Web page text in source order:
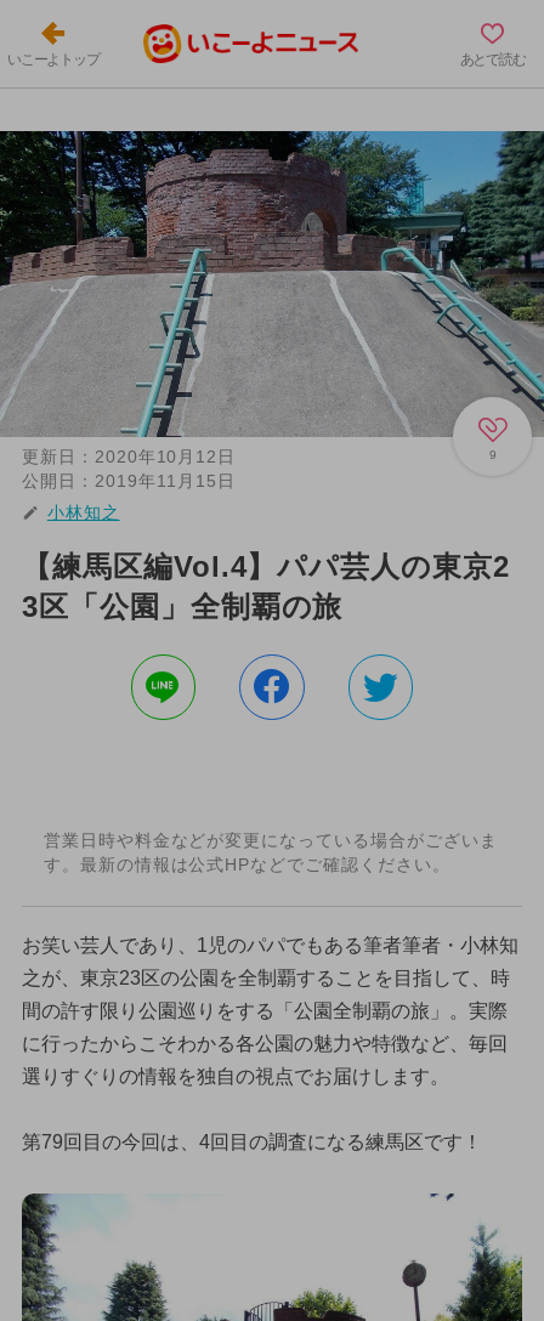
いこーよトップ あとで読む
9
更新日： 2020年10月12日
公開日： 2019年11月15日
小林知之
【練馬区編Vol.4】パパ芸人の東京2
3区「公園」全制覇の旅
営業日時や料金などが変更になっている場合がございま
す。最新の情報は公式HPなどでご確認ください。
お笑い芸人であり、1児のパパでもある筆者筆者・小林知
之が、東京23区の公園を全制覇することを目指して、時
間の許す限り公園巡りをする「公園全制覇の旅」。実際
に行ったからこそわかる各公園の魅力や特徴など、毎回
選りすぐりの情報を独自の視点でお届けします。
第79回目の今回は、4回目の調査になる練馬区です！